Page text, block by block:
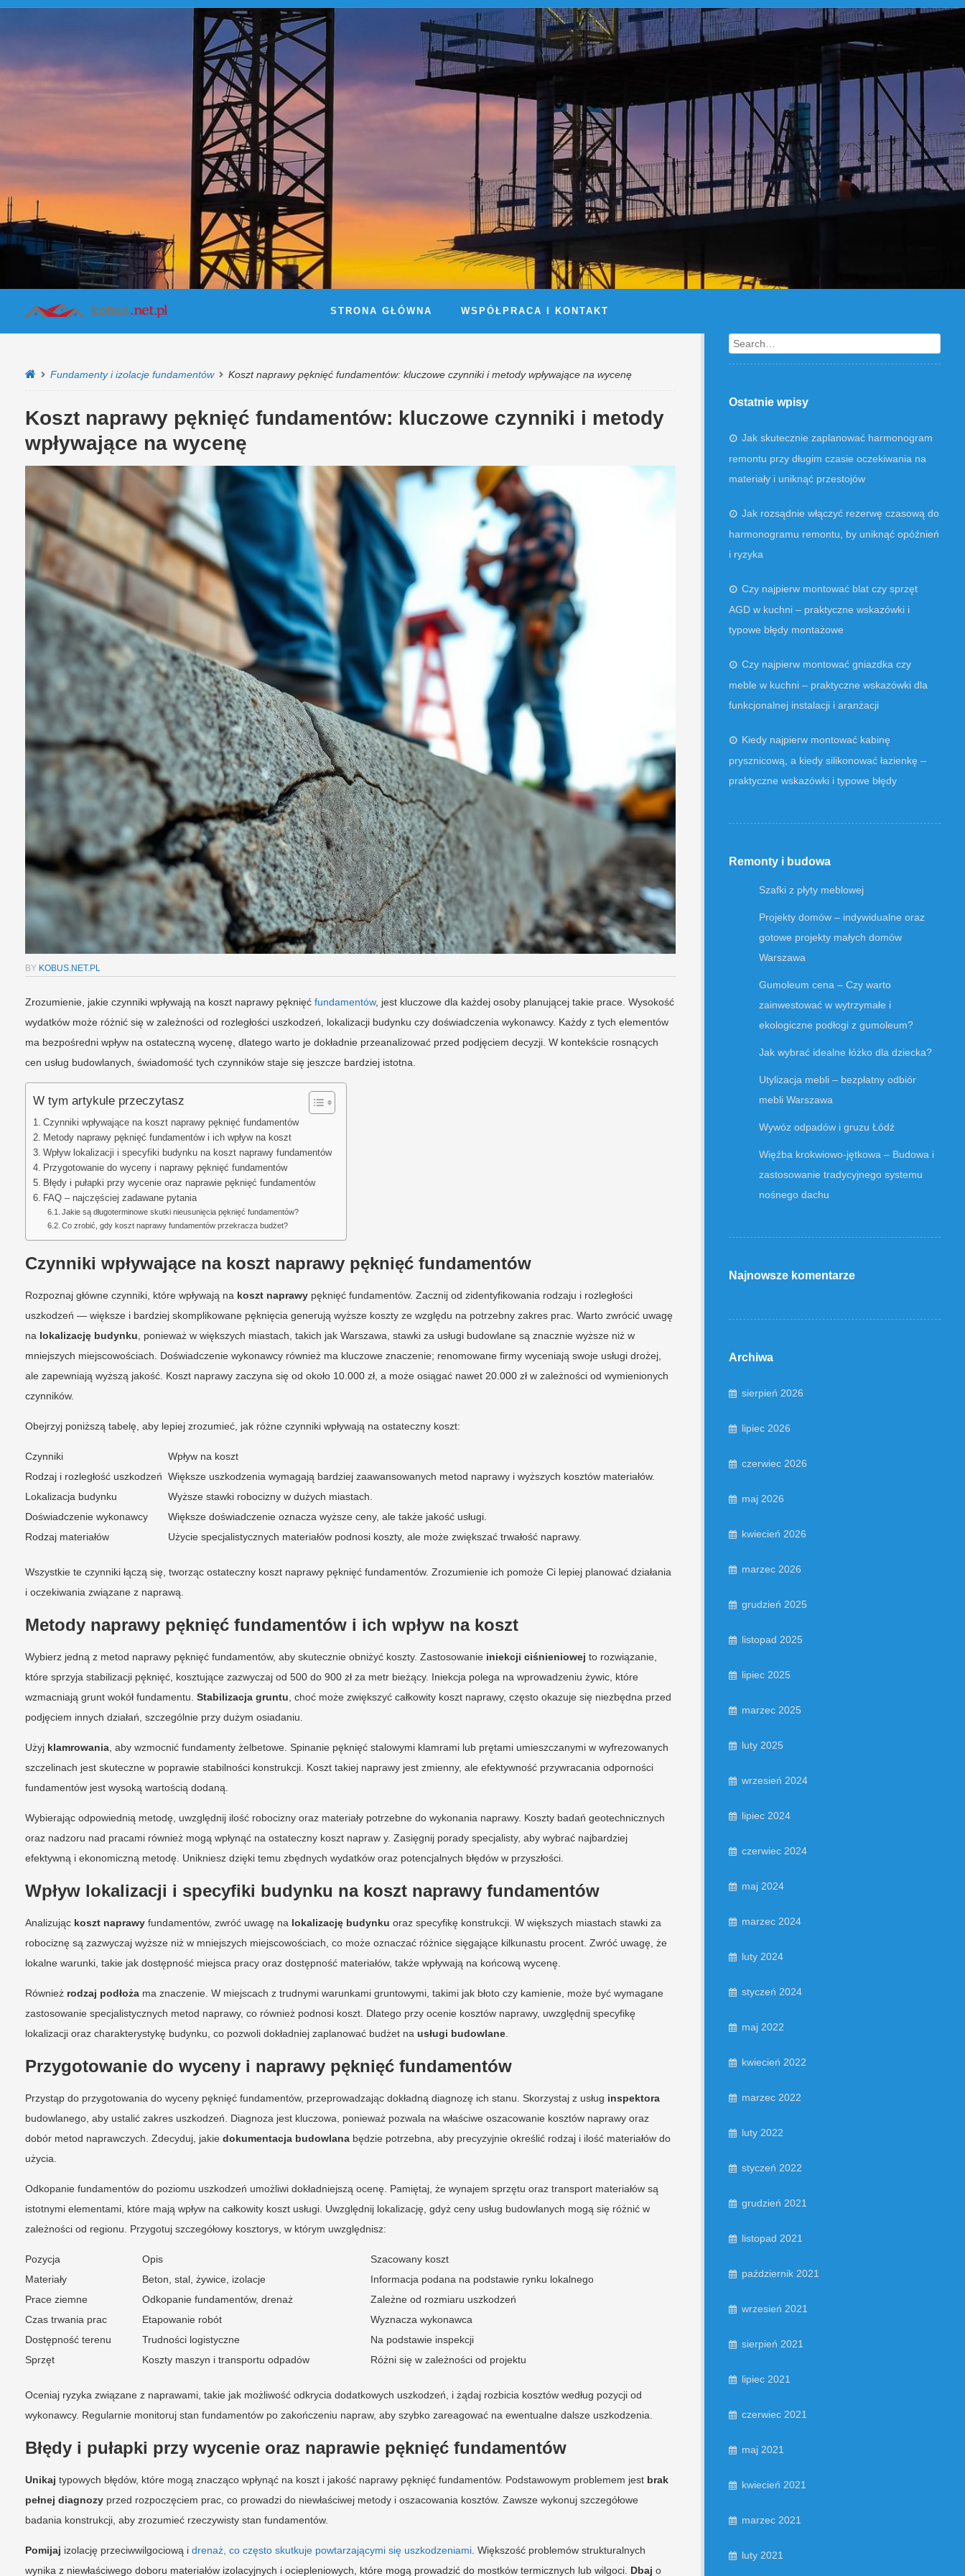
STRONA GŁÓWNA WSPÓŁPRACA I KONTAKT
Fundamenty i izolacje fundamentów Koszt naprawy pęknięć fundamentów: kluczowe czynniki i metody wpływające na wycenę
Koszt naprawy pęknięć fundamentów: kluczowe czynniki i metody
wpływające na wycenę
BY KOBUS.NET.PL
Zrozumienie, jakie czynniki wpływają na koszt naprawy pęknięć fundamentów, jest kluczowe dla każdej osoby planującej takie prace. Wysokość
wydatków może różnić się w zależności od rozległości uszkodzeń, lokalizacji budynku czy doświadczenia wykonawcy. Każdy z tych elementów
ma bezpośredni wpływ na ostateczną wycenę, dlatego warto je dokładnie przeanalizować przed podjęciem decyzji. W kontekście rosnących
cen usług budowlanych, świadomość tych czynników staje się jeszcze bardziej istotna.
W tym artykule przeczytasz
Czynniki wpływające na koszt naprawy pęknięć fundamentów
Metody naprawy pęknięć fundamentów i ich wpływ na koszt
Wpływ lokalizacji i specyfiki budynku na koszt naprawy fundamentów
Przygotowanie do wyceny i naprawy pęknięć fundamentów
Błędy i pułapki przy wycenie oraz naprawie pęknięć fundamentów
FAQ – najczęściej zadawane pytania
Jakie są długoterminowe skutki nieusunięcia pęknięć fundamentów?
Co zrobić, gdy koszt naprawy fundamentów przekracza budżet?
Czynniki wpływające na koszt naprawy pęknięć fundamentów
Rozpoznaj główne czynniki, które wpływają na koszt naprawy pęknięć fundamentów. Zacznij od zidentyfikowania rodzaju i rozległości
uszkodzeń — większe i bardziej skomplikowane pęknięcia generują wyższe koszty ze względu na potrzebny zakres prac. Warto zwrócić uwagę
na lokalizację budynku, ponieważ w większych miastach, takich jak Warszawa, stawki za usługi budowlane są znacznie wyższe niż w
mniejszych miejscowościach. Doświadczenie wykonawcy również ma kluczowe znaczenie; renomowane firmy wyceniają swoje usługi drożej,
ale zapewniają wyższą jakość. Koszt naprawy zaczyna się od około 10.000 zł, a może osiągać nawet 20.000 zł w zależności od wymienionych
czynników.
Obejrzyj poniższą tabelę, aby lepiej zrozumieć, jak różne czynniki wpływają na ostateczny koszt:
Czynniki
Wpływ na koszt
Rodzaj i rozległość uszkodzeń Większe uszkodzenia wymagają bardziej zaawansowanych metod naprawy i wyższych kosztów materiałów.
Lokalizacja budynku
Wyższe stawki robocizny w dużych miastach.
Doświadczenie wykonawcy
Większe doświadczenie oznacza wyższe ceny, ale także jakość usługi.
Rodzaj materiałów
Użycie specjalistycznych materiałów podnosi koszty, ale może zwiększać trwałość naprawy.
Wszystkie te czynniki łączą się, tworząc ostateczny koszt naprawy pęknięć fundamentów. Zrozumienie ich pomoże Ci lepiej planować działania
i oczekiwania związane z naprawą.
Metody naprawy pęknięć fundamentów i ich wpływ na koszt
Wybierz jedną z metod naprawy pęknięć fundamentów, aby skutecznie obniżyć koszty. Zastosowanie iniekcji ciśnieniowej to rozwiązanie,
które sprzyja stabilizacji pęknięć, kosztujące zazwyczaj od 500 do 900 zł za metr bieżący. Iniekcja polega na wprowadzeniu żywic, które
wzmacniają grunt wokół fundamentu. Stabilizacja gruntu, choć może zwiększyć całkowity koszt naprawy, często okazuje się niezbędna przed
podjęciem innych działań, szczególnie przy dużym osiadaniu.
Użyj klamrowania, aby wzmocnić fundamenty żelbetowe. Spinanie pęknięć stalowymi klamrami lub prętami umieszczanymi w wyfrezowanych
szczelinach jest skuteczne w poprawie stabilności konstrukcji. Koszt takiej naprawy jest zmienny, ale efektywność przywracania odporności
fundamentów jest wysoką wartością dodaną.
Wybierając odpowiednią metodę, uwzględnij ilość robocizny oraz materiały potrzebne do wykonania naprawy. Koszty badań geotechnicznych
oraz nadzoru nad pracami również mogą wpłynąć na ostateczny koszt napraw y. Zasięgnij porady specjalisty, aby wybrać najbardziej
efektywną i ekonomiczną metodę. Unikniesz dzięki temu zbędnych wydatków oraz potencjalnych błędów w przyszłości.
Wpływ lokalizacji i specyfiki budynku na koszt naprawy fundamentów
Analizując koszt naprawy fundamentów, zwróć uwagę na lokalizację budynku oraz specyfikę konstrukcji. W większych miastach stawki za
robociznę są zazwyczaj wyższe niż w mniejszych miejscowościach, co może oznaczać różnice sięgające kilkunastu procent. Zwróć uwagę, że
lokalne warunki, takie jak dostępność miejsca pracy oraz dostępność materiałów, także wpływają na końcową wycenę.
Również rodzaj podłoża ma znaczenie. W miejscach z trudnymi warunkami gruntowymi, takimi jak błoto czy kamienie, może być wymagane
zastosowanie specjalistycznych metod naprawy, co również podnosi koszt. Dlatego przy ocenie kosztów naprawy, uwzględnij specyfikę
lokalizacji oraz charakterystykę budynku, co pozwoli dokładniej zaplanować budżet na usługi budowlane.
Przygotowanie do wyceny i naprawy pęknięć fundamentów
Przystąp do przygotowania do wyceny pęknięć fundamentów, przeprowadzając dokładną diagnozę ich stanu. Skorzystaj z usług inspektora
budowlanego, aby ustalić zakres uszkodzeń. Diagnoza jest kluczowa, ponieważ pozwala na właściwe oszacowanie kosztów naprawy oraz
dobór metod naprawczych. Zdecyduj, jakie dokumentacja budowlana będzie potrzebna, aby precyzyjnie określić rodzaj i ilość materiałów do
użycia.
Odkopanie fundamentów do poziomu uszkodzeń umożliwi dokładniejszą ocenę. Pamiętaj, że wynajem sprzętu oraz transport materiałów są
istotnymi elementami, które mają wpływ na całkowity koszt usługi. Uwzględnij lokalizację, gdyż ceny usług budowlanych mogą się różnić w
zależności od regionu. Przygotuj szczegółowy kosztorys, w którym uwzględnisz:
Pozycja Opis
Szacowany koszt
Materiały
Beton, stal, żywice, izolacje
Informacja podana na podstawie rynku lokalnego
Prace ziemne
Odkopanie fundamentów, drenaż
Zależne od rozmiaru uszkodzeń
Czas trwania prac
Etapowanie robót
Wyznacza wykonawca
Dostępność terenu
Trudności logistyczne
Na podstawie inspekcji
Sprzęt
Koszty maszyn i transportu odpadów Różni się w zależności od projektu
Oceniaj ryzyka związane z naprawami, takie jak możliwość odkrycia dodatkowych uszkodzeń, i żądaj rozbicia kosztów według pozycji od
wykonawcy. Regularnie monitoruj stan fundamentów po zakończeniu napraw, aby szybko zareagować na ewentualne dalsze uszkodzenia.
Błędy i pułapki przy wycenie oraz naprawie pęknięć fundamentów
Unikaj typowych błędów, które mogą znacząco wpłynąć na koszt i jakość naprawy pęknięć fundamentów. Podstawowym problemem jest brak
pełnej diagnozy przed rozpoczęciem prac, co prowadzi do niewłaściwej metody i oszacowania kosztów. Zawsze wykonuj szczegółowe
badania konstrukcji, aby zrozumieć rzeczywisty stan fundamentów.
Pomijaj izolację przeciwwilgociową i drenaż, co często skutkuje powtarzającymi się uszkodzeniami. Większość problemów strukturalnych
wynika z niewłaściwego doboru materiałów izolacyjnych i ociepleniowych, które mogą prowadzić do mostków termicznych lub wilgoci. Dbaj o
Search
Ostatnie wpisy
Jak skutecznie zaplanować harmonogram
remontu przy długim czasie oczekiwania na
materiały i uniknąć przestojów
Jak rozsądnie włączyć rezerwę czasową do
harmonogramu remontu, by uniknąć opóźnień
i ryzyka
Czy najpierw montować blat czy sprzęt
AGD w kuchni – praktyczne wskazówki i
typowe błędy montażowe
Czy najpierw montować gniazdka czy
meble w kuchni – praktyczne wskazówki dla
funkcjonalnej instalacji i aranżacji
Kiedy najpierw montować kabinę
prysznicową, a kiedy silikonować łazienkę –
praktyczne wskazówki i typowe błędy
Remonty i budowa
Szafki z płyty meblowej
Projekty domów – indywidualne oraz
gotowe projekty małych domów
Warszawa
Gumoleum cena – Czy warto
zainwestować w wytrzymałe i
ekologiczne podłogi z gumoleum?
Jak wybrać idealne łóżko dla dziecka?
Utylizacja mebli – bezpłatny odbiór
mebli Warszawa
Wywóz odpadów i gruzu Łódź
Więźba krokwiowo-jętkowa – Budowa i
zastosowanie tradycyjnego systemu
nośnego dachu
Najnowsze komentarze
Archiwa
sierpień 2026
lipiec 2026
czerwiec 2026
maj 2026
kwiecień 2026
marzec 2026
grudzień 2025
listopad 2025
lipiec 2025
marzec 2025
luty 2025
wrzesień 2024
lipiec 2024
czerwiec 2024
maj 2024
marzec 2024
luty 2024
styczeń 2024
maj 2022
kwiecień 2022
marzec 2022
luty 2022
styczeń 2022
grudzień 2021
listopad 2021
październik 2021
wrzesień 2021
sierpień 2021
lipiec 2021
czerwiec 2021
maj 2021
kwiecień 2021
marzec 2021
luty 2021